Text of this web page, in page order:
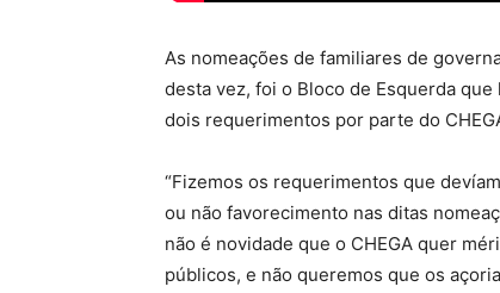
As nomeações de familiares de
desta vez, foi o Bloco de Esquerda
dois requerimentos por parte do
“Fizemos os requerimentos que
ou não favorecimento nas ditas
não é novidade que o CHEGA quer
públicos, e não queremos que os